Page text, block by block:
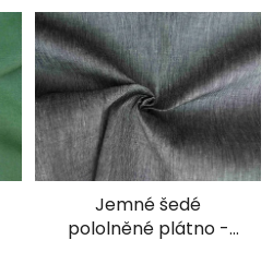
Jemné šedé
pololněné plátno -